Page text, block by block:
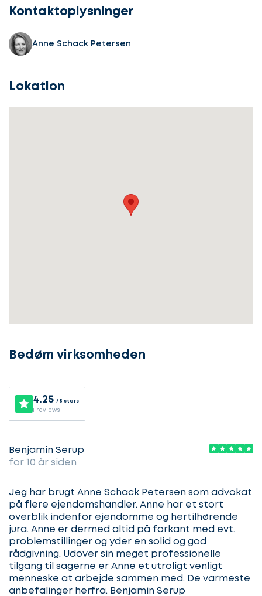
Kontaktoplysninger
Anne Schack Petersen
Lokation
Bedøm virksomheden
4.25 / 5 stars
1 reviews
Benjamin Serup
for 10 år siden
Jeg har brugt Anne Schack Petersen som advokat
på flere ejendomshandler. Anne har et stort
overblik indenfor ejendomme og hertilhørende
jura. Anne er dermed altid på forkant med evt.
problemstillinger og yder en solid og god
rådgivning. Udover sin meget professionelle
tilgang til sagerne er Anne et utroligt venligt
menneske at arbejde sammen med. De varmeste
anbefalinger herfra. Benjamin Serup
Lad
komme
i
Vælg
service
Beskriv
din
sag
os
komme
i
gang
Hvilken